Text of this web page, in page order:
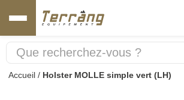
Accueil / Holster MOLLE simple vert (LH)